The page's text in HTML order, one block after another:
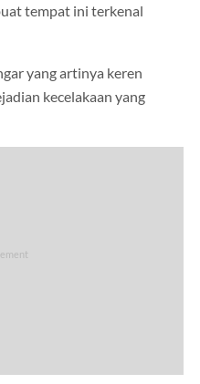
tempat ini terkenal
yang artinya keren
kecelakaan yang